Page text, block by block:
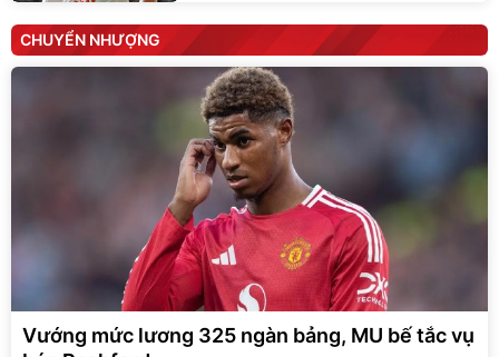
CHUYỂN NHƯỢNG
Vướng mức lương 325 ngàn bảng, MU bế tắc vụ